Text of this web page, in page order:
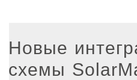
Новые
схемы